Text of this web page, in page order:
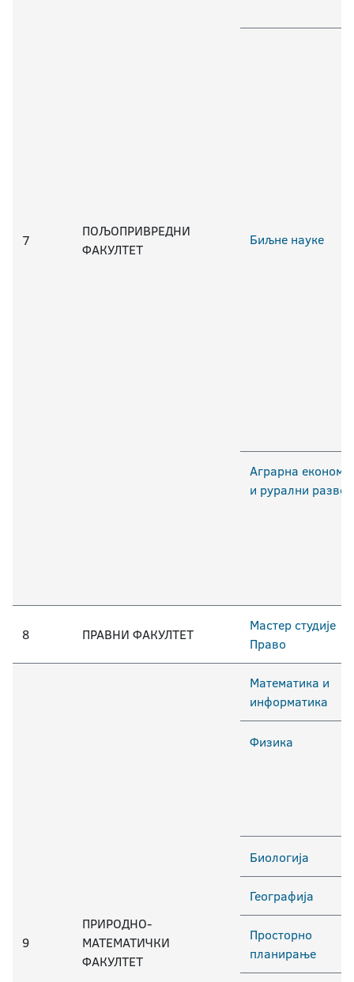
7
ПОЉОПРИВРЕДНИ
ФАКУЛТЕТ
Биљне науке
Аграрна
и рурални развој
8 ПРАВНИ ФАКУЛТЕТ
Мастер студије
Право
9
ПРИРОДНО-
МАТЕМАТИЧКИ
ФАКУЛТЕТ
Математика и
информатика
Физика
Биологија
Географија
Просторно
планирање